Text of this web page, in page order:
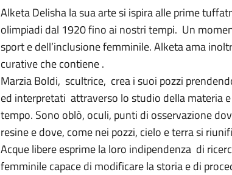
Alketa Delisha la sua arte si ispira alle prime
olimpiadi dal 1920 fino ai nostri tempi. Un
sport e dell’inclusione femminile. Alketa ama
curative che contiene .
Marzia Boldi, scultrice, crea i suoi pozzi
ed interpretati attraverso lo studio della materia
tempo. Sono oblò, oculi, punti di osservazione
resine e dove, come nei pozzi, cielo e terra si
Acque libere esprime la loro indipendenza di
femminile capace di modificare la storia e di